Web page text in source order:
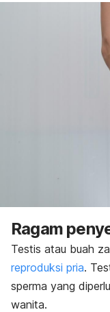
Ragam
Testis atau buah
reproduksi pria.
sperma yang
wanita.